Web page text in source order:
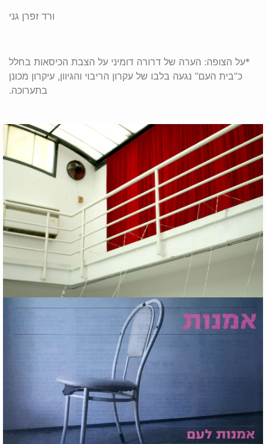
ורד זפרן גני
*על הצופה: הערה של דרורה דומיני על הצבת הכיסאות בחלל
כ”בית העם” נגעה בלבו של עקרון הריבוי והגיוון, עיקרון מכונן
בתערוכה.